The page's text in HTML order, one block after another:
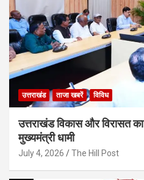
उत्तराखंड ताजा खबरें विविध
उत्तराखंड विकास और विरासत
मुख्यमंत्री धामी
July 4, 2026 The Hill Post